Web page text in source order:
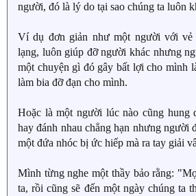
người, đó là lý do tại sao chúng ta luôn
Ví dụ đơn giản như một người với vẻ
lạng, luôn giúp đỡ người khác nhưng
một chuyện gì đó gây bất lợi cho mình
làm bia đỡ đạn cho mình.
Hoặc là một người lúc nào cũng
hay đánh nhau chẳng hạn nhưng người
một đứa nhóc bị ức hiếp mà ra tay giải
Mình từng nghe một thầy bảo rằng:
ta, rồi cũng sẽ đến một ngày chúng ta